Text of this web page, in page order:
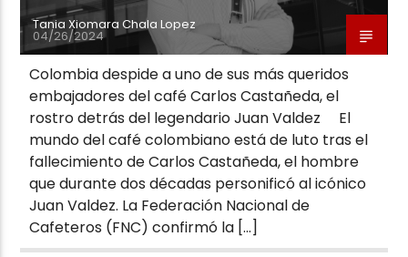
Tania Xiomara Chala Lopez
04/26/2024
Colombia despide a uno de sus más queridos
embajadores del café Carlos Castañeda, el
rostro detrás del legendario Juan Valdez El
mundo del café colombiano está de luto tras el
fallecimiento de Carlos Castañeda, el hombre
que durante dos décadas personificó al icónico
Juan Valdez. La Federación Nacional de
Cafeteros (FNC) confirmó la […]